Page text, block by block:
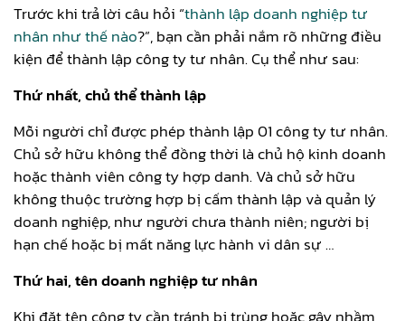
Trước khi trả lời câu hỏi “thành lập doanh nghiệp tư
nhân như thế nào?”, bạn cần phải nắm rõ những điều
kiện để thành lập công ty tư nhân. Cụ thể như sau:
Thứ nhất, chủ thể thành lập
Mỗi người chỉ được phép thành lập 01 công ty tư nhân.
Chủ sở hữu không thể đồng thời là chủ hộ kinh doanh
hoặc thành viên công ty hợp danh. Và chủ sở hữu
không thuộc trường hợp bị cấm thành lập và quản lý
doanh nghiệp, như người chưa thành niên; người bị
hạn chế hoặc bị mất năng lực hành vi dân sự …
Thứ hai, tên doanh nghiệp tư nhân
Khi đặt tên công ty cần tránh bị trùng hoặc gây nhầm